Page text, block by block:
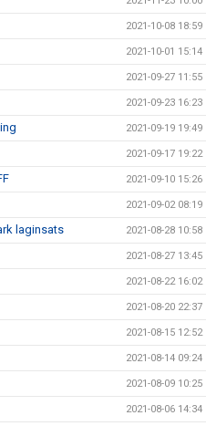
2021-10-08 18:59
2021-10-01 15:14
2021-09-27 11:55
2021-09-23 16:23
2021-09-19 19:49
2021-09-17 19:22
2021-09-10 15:26
2021-09-02 08:19
laginsats 2021-08-28 10:58
2021-08-27 13:45
2021-08-22 16:02
2021-08-20 22:37
2021-08-15 12:52
2021-08-14 09:24
2021-08-09 10:25
2021-08-06 14:34